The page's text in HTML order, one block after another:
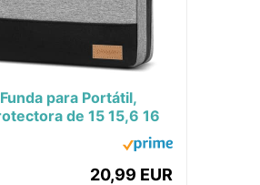
para Portátil,
de 15 15,6 16
20,99 EUR